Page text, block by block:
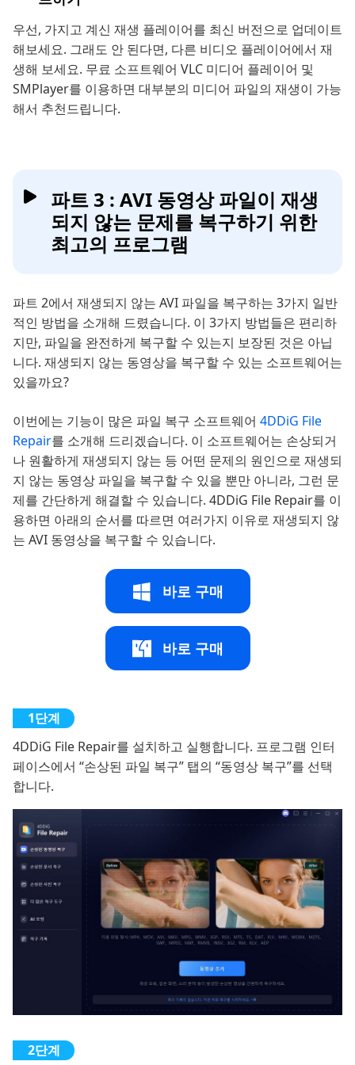
우선, 가지고 계신 재생 플레이어를 최신 버전으로 업데이트
해보세요. 그래도 안 된다면, 다른 비디오 플레이어에서 재
생해 보세요. 무료 소프트웨어 VLC 미디어 플레이어 및
SMPlayer를 이용하면 대부분의 미디어 파일의 재생이 가능
해서 추천드립니다.
파트 3 : AVI 동영상 파일이 재생
되지 않는 문제를 복구하기 위한
최고의 프로그램
파트 2에서 재생되지 않는 AVI 파일을 복구하는 3가지 일반
적인 방법을 소개해 드렸습니다. 이 3가지 방법들은 편리하
지만, 파일을 완전하게 복구할 수 있는지 보장된 것은 아닙
니다. 재생되지 않는 동영상을 복구할 수 있는 소프트웨어는
있을까요?
이번에는 기능이 많은 파일 복구 소프트웨어 4DDiG File
Repair를 소개해 드리겠습니다. 이 소프트웨어는 손상되거
나 원활하게 재생되지 않는 등 어떤 문제의 원인으로 재생되
지 않는 동영상 파일을 복구할 수 있을 뿐만 아니라, 그런 문
제를 간단하게 해결할 수 있습니다. 4DDiG File Repair를 이
용하면 아래의 순서를 따르면 여러가지 이유로 재생되지 않
는 AVI 동영상을 복구할 수 있습니다.
바로 구매
바로 구매
4DDiG File Repair를 설치하고 실행합니다. 프로그램 인터
페이스에서 “손상된 파일 복구” 탭의 “동영상 복구”를 선택
합니다.